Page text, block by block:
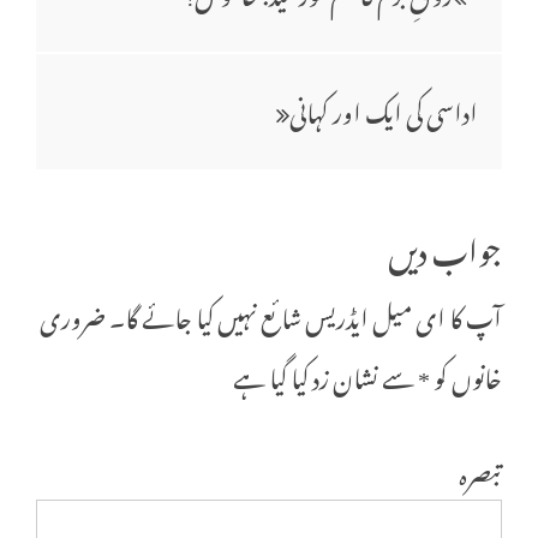
کیاداسی کی ایک اور کہانی
جواب دیں
آپ کا ای میل ایڈریس شائع نہیں کیا جائے گا۔ضروری
خانوں کو*سے نشان زد کیا گیا ہے
تبصرہ